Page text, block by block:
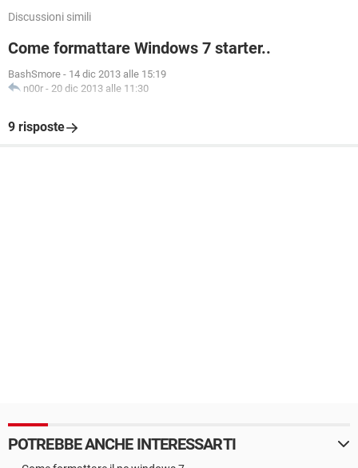
Discussioni simili
Come formattare Windows 7 starter..
BashSmore - 14 dic 2013 alle 15:19
n00r - 20 dic 2013 alle 11:30
9 risposte
POTREBBE ANCHE INTERESSARTI